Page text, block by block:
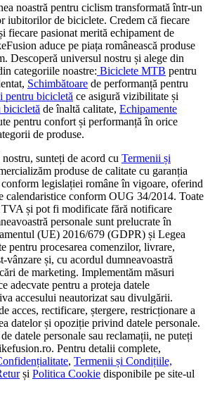
noastră pentru ciclism transformată într-un
iubitorilor de biciclete. Credem că fiecare
fiecare pasionat merită echipament de
aduce pe piața românească produse
Descoperă universul nostru și alege din
categoriile noastre: Biciclete MTB pentru
Schimbătoare de performanță pentru
pentru bicicletă ce asigură vizibilitate și
bicicletă de înaltă calitate, Echipamente
pentru confort și performanță în orice
de produse.
sunteți de acord cu Termenii și
produse de calitate cu garanția
legislației române în vigoare, oferind
calendaristice conform OUG 34/2014. Toate
și pot fi modificate fără notificare
personale sunt prelucrate în
(UE) 2016/679 (GDPR) și Legea
pentru procesarea comenzilor, livrare,
vânzare și, cu acordul dumneavoastră
de marketing. Implementăm măsuri
adecvate pentru a proteja datele
accesului neautorizat sau divulgării.
acces, rectificare, ștergere, restricționare a
datelor și opoziție privind datele personale.
datele personale sau reclamații, ne puteți
Pentru detalii complete,
, Termenii și Condițiile,
și Politica Cookie disponibile pe site-ul